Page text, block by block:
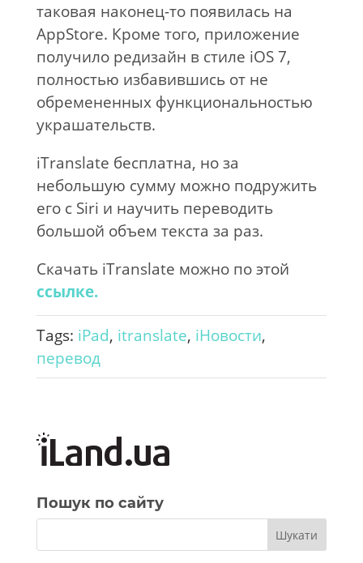
таковая наконец-то появилась на
AppStore. Кроме того, приложение
получило редизайн в стиле iOS 7,
полностью избавившись от не
обремененных функциональностью
украшательств.
iTranslate бесплатна, но за
небольшую сумму можно подружить
его с Siri и научить переводить
большой объем текста за раз.
Скачать iTranslate можно по этой
ссылке.
Tags: iPad, itranslate, iНовости,
перевод
Пошук по сайту